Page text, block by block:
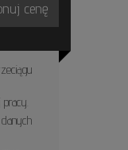
cenę